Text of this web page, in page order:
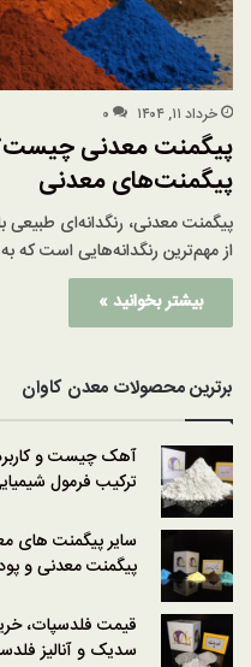
خرداد ۱۱, ۱۴۰۴ ۰
پیگمنت معدنی چیست؟
پیگمنت‌های معدنی
پیگمنت معدنی، رنگدانه‌ای
از مهم‌ترین رنگدانه‌هایی است
بیشتر بخوانید »
برترین محصولات معدن کاوان
آهک چیست و
ترکیب فرمول
سایر پیگمنت های
پیگمنت معدنی و
قیمت فلدسپات،
سدیک و آنالیز